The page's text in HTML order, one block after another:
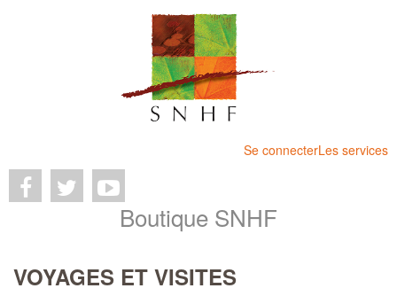
Se connecterLes services
Boutique SNHF
VOYAGES ET VISITES